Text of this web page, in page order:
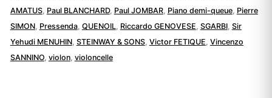
AMATUS, Paul BLANCHARD, Paul JOMBAR, Piano demi-queue, Pierre
SIMON, Pressenda, QUENOIL Riccardo GENOVESE SGARBI, Sir
Yehudi MENUHIN, STEINWAY & SONS, Victor FETIQUE Vincenzo
SANNINO, violon, violoncelle